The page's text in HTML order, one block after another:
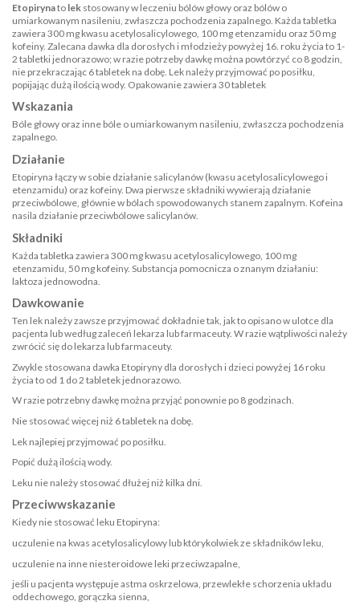
Etopirynato lek stosowany w leczeniu bólów głowy oraz bólów o
umiarkowanym nasileniu, zwłaszcza pochodzenia zapalnego. Każda tabletka
zawiera 300 mg kwasu acetylosalicylowego, 100 mg etenzamidu oraz 50 mg
kofeiny. Zalecana dawka dla dorosłych i młodzieży powyżej 16. roku życia to 1-
2 tabletki jednorazowo; w razie potrzeby dawkę można powtórzyć co 8 godzin,
nie przekraczając 6 tabletek na dobę. Lek należy przyjmować po posiłku,
popijając dużą ilością wody. Opakowanie zawiera 30 tabletek
Wskazania
Bóle głowy oraz inne bóle o umiarkowanym nasileniu, zwłaszcza pochodzenia
zapalnego.
Działanie
Etopiryna łączy w sobie działanie salicylanów (kwasu acetylosalicylowego i
etenzamidu) oraz kofeiny. Dwa pierwsze składniki wywierają działanie
przeciwbólowe, głównie w bólach spowodowanych stanem zapalnym. Kofeina
nasila działanie przeciwbólowe salicylanów.
Składniki
Każda tabletka zawiera 300 mg kwasu acetylosalicylowego, 100 mg
etenzamidu, 50 mg kofeiny. Substancja pomocnicza o znanym działaniu:
laktoza jednowodna.
Dawkowanie
Ten lek należy zawsze przyjmować dokładnie tak, jak to opisano w ulotce dla
pacjenta lub według zaleceń lekarza lub farmaceuty. W razie wątpliwości należy
zwrócić się do lekarza lub farmaceuty.
Zwykle stosowana dawka Etopiryny dla dorosłych i dzieci powyżej 16 roku
życia to od 1 do 2 tabletek jednorazowo.
W razie potrzebny dawkę można przyjąć ponownie po 8 godzinach.
Nie stosować więcej niż 6 tabletek na dobę.
Lek najlepiej przyjmować po posiłku.
Popić dużą ilością wody.
Leku nie należy stosować dłużej niż kilka dni.
Przeciwwskazanie
Kiedy nie stosować leku Etopiryna:
uczulenie na kwas acetylosalicylowy lub którykolwiek ze składników leku,
uczulenie na inne niesteroidowe leki przeciwzapalne,
jeśli u pacjenta występuje astma oskrzelowa, przewlekłe schorzenia układu
oddechowego, gorączka sienna,